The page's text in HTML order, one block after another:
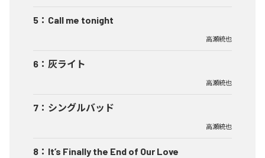
5 ： Call me tonight
高瀬統也
6 ： 灰ライト
高瀬統也
7 ： シングルバッド
高瀬統也
8 ： It’s Finally the End of Our Love